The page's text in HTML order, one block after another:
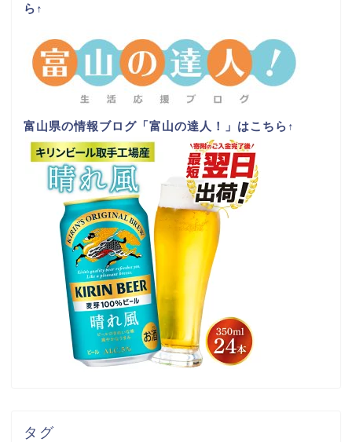
ら ↑
富山県の情報ブログ「富山の達人！」はこちら ↑
タグ